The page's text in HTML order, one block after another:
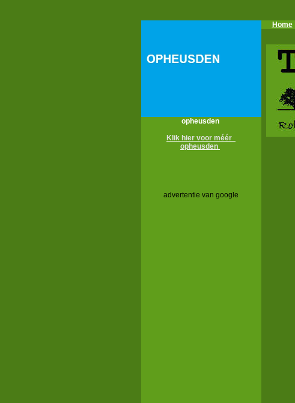
opheusden
Klik hier voor méér
opheusden
advertentie van google
Home